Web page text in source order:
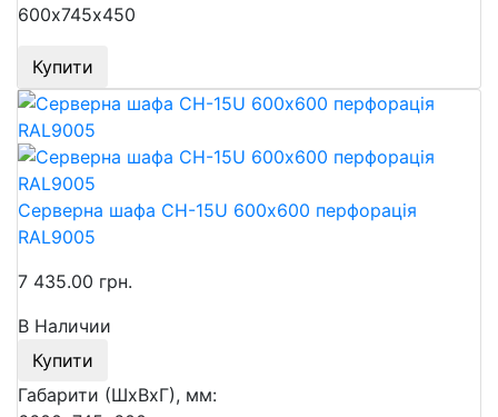
600х745х450
Купити
Серверна шафа СН-15U 600х600 перфорація
RAL9005
7 435.00 грн.
В Наличии
Купити
Габарити (ШхВхГ), мм: